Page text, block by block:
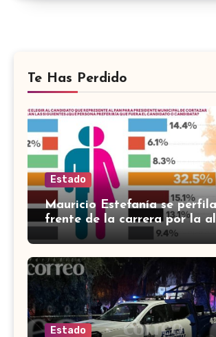
Te Has Perdido
Estado
Mauricio Estefanía se
frente de la carrera por la
de Cortazar
Estado